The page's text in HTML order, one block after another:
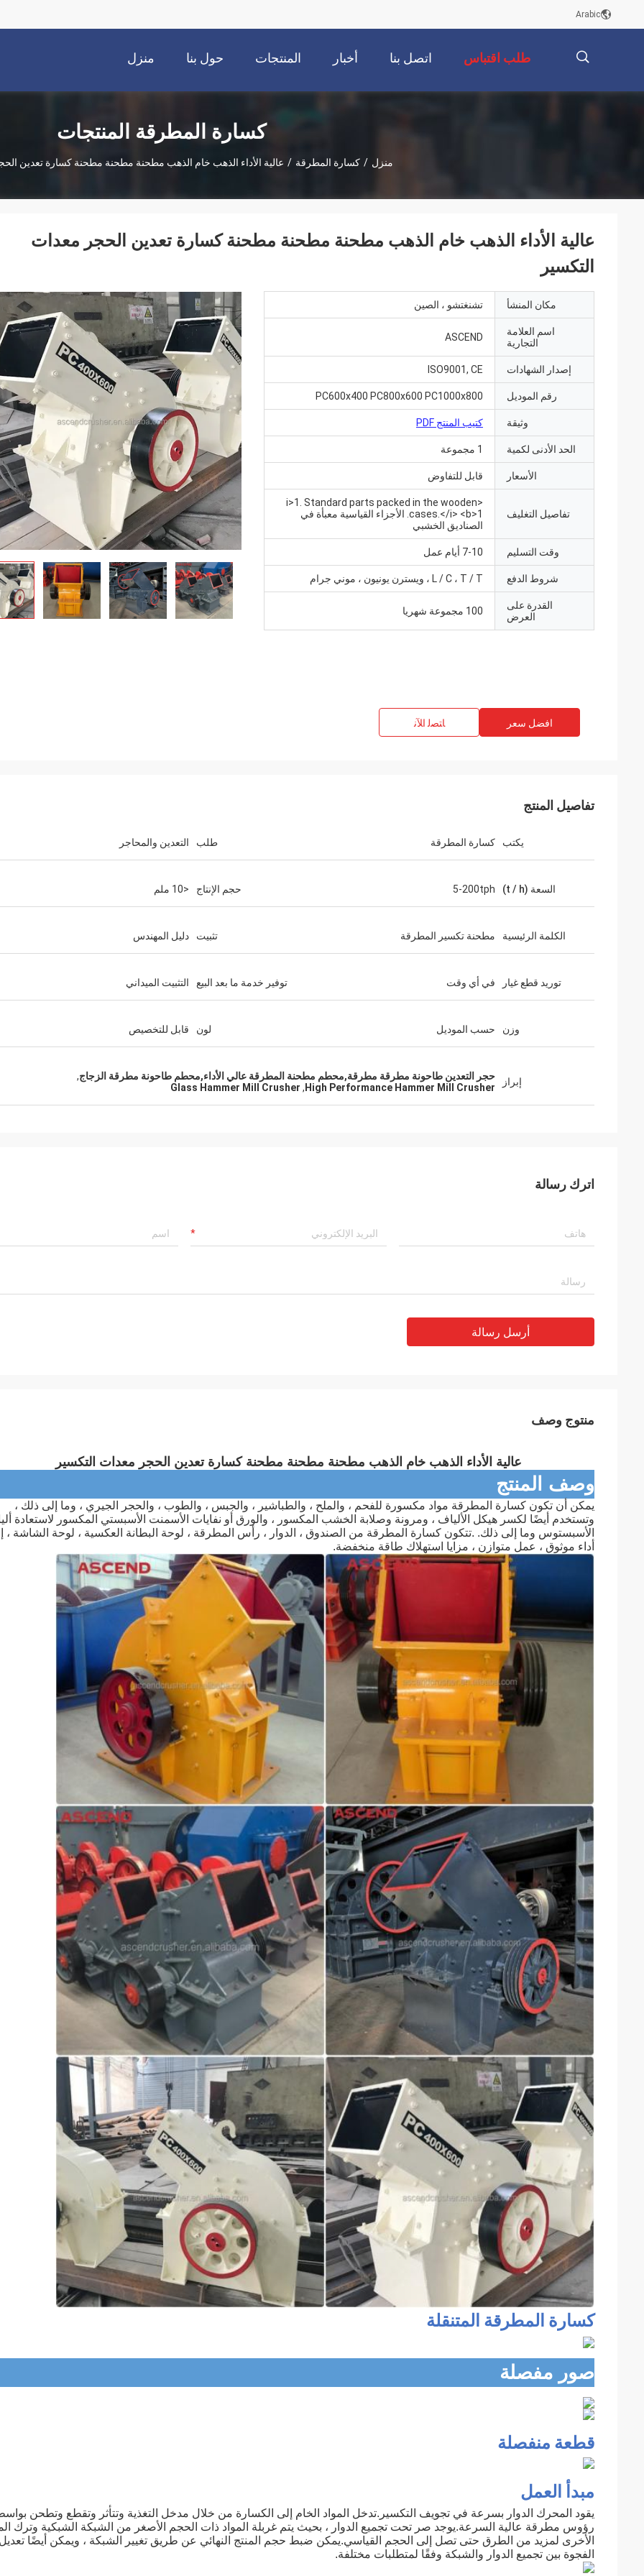
Arabic
منزل حول بنا المنتجات أخبار اتصل بنا طلب اقتباس
كسارة المطرقة المنتجات
منزل / كسارة المطرقة / عالية الأداء الذهب خام الذهب مطحنة مطحنة مطحنة كسارة تعدين
عالية الأداء الذهب خام الذهب مطحنة مطحنة مطحنة كسارة تعدين الحجر معدات
التكسير
مكان المنشأ تشنغتشو ، الصين
اسم العلامة
التجارية
ASCEND
إصدار الشهادات ISO9001, CE
رقم الموديل PC600x400 PC800x600 PC1000x800
وثيقة كتيب المنتج PDF
الحد الأدنى لكمية 1 مجموعة
الأسعار قابل للتفاوض
تفاصيل التغليف
<i>1. Standard parts packed in the wooden
cases.</i> <b>1. الأجزاء القياسية معبأة في
الصناديق الخشبي
وقت التسليم 7-10 أيام عمل
شروط الدفع L / C ، T / T ، ويسترن يونيون ، موني جرام
القدرة على
العرض
100 مجموعة شهريا
افضل سعر ﺎﺘﺼﻟ ﺍﻶﻧ
تفاصيل المنتج
يكتب كسارة المطرقة طلب التعدين والمحاجر
السعة (t / h) 5-200tph حجم الإنتاج <10 ملم
الكلمة الرئيسية مطحنة تكسير المطرقة تثبيت دليل المهندس
توريد قطع غيار في أي وقت توفير خدمة ما بعد البيع التثبيت الميداني
وزن حسب الموديل لون قابل للتخصيص
إبراز حجر التعدين طاحونة مطرقة مطرقة,محطم مطحنة المطرقة عالي الأداء,محطم طاحونة مطرقة الزجاج,
High Performance Hammer Mill Crusher
,
Glass Hammer Mill Crusher
اترك رسالة
أرسل رسالة
منتوج وصف
عالية الأداء الذهب خام الذهب مطحنة مطحنة مطحنة كسارة تعدين الحجر معدات التكسير
وصف المنتج
يمكن أن تكون كسارة المطرقة مواد مكسورة للفحم ، والملح ، والطباشير ، والجبس ، والطوب ، والحجر الجيري ، وما إلى ذلك ،
وتستخدم أيضًا لكسر هيكل الألياف ، ومرونة وصلابة الخشب المكسور ، والورق أو نفايات الأسمنت الأسبستي المكسور لاستعادة
الأسبستوس وما إلى ذلك. .تتكون كسارة المطرقة من الصندوق ، الدوار ، رأس المطرقة ، لوحة البطانة العكسية ، لوحة الشاشة ،
أداء موثوق ، عمل متوازن ، مزايا استهلاك طاقة منخفضة.
كسارة المطرقة المتنقلة
صور مفصلة
قطعة منفصلة
مبدأ العمل
يقود المحرك الدوار بسرعة في تجويف التكسير.تدخل المواد الخام إلى الكسارة من خلال مدخل التغذية وتتأثر وتقطع وتطحن
رؤوس مطرقة عالية السرعة.يوجد صر تحت تجميع الدوار ، بحيث يتم غربلة المواد ذات الحجم الأصغر من الشبكة الشبكية وترك
الأخرى لمزيد من الطرق حتى تصل إلى الحجم القياسي.يمكن ضبط حجم المنتج النهائي عن طريق تغيير الشبكة ، ويمكن أيضًا تعديل
الفجوة بين تجميع الدوار والشبكة وفقًا لمتطلبات مختلفة.